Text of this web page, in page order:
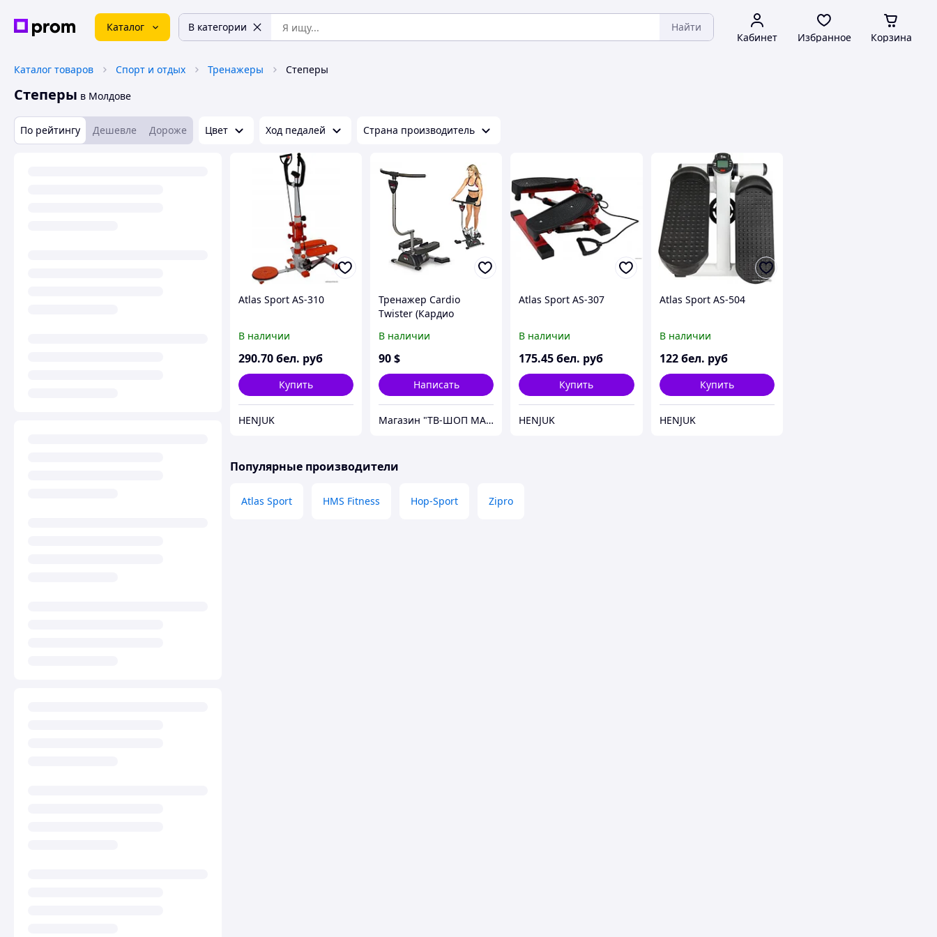
Каталог В категории Найти
Кабинет Избранное Корзина
Каталог товаров Спорт и отдых Тренажеры Степеры
Степеры в Молдове
По рейтингу Дешевле Дороже Цвет Ход педалей Страна производитель
Atlas Sport AS-310
В наличии
290.70бел. руб
Купить
HENJUK
Тренажер Cardio
Twister (Кардио
В наличии
90$
Написать
Магазин "ТВ-ШОП МАГАЗИН"
Atlas Sport AS-307
В наличии
175.45бел. руб
Купить
HENJUK
Atlas Sport AS-504
В наличии
122 бел. руб
Купить
HENJUK
Популярные производители
Atlas Sport HMS Fitness Hop-Sport Zipro